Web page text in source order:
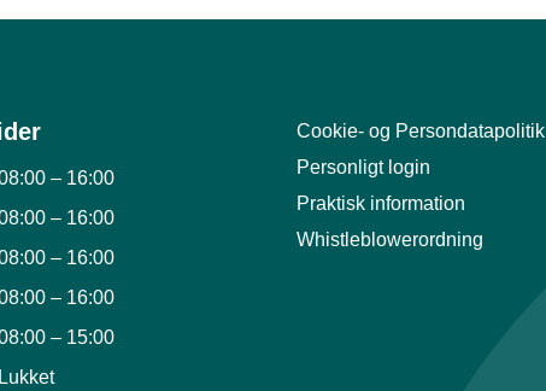
– 16:00
– 16:00
– 16:00
– 16:00
– 15:00
Lukket
Cookie- og Persondatapolitik
Personligt login
Praktisk information
Whistleblowerordning